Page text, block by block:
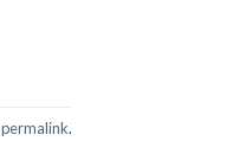
permalink.